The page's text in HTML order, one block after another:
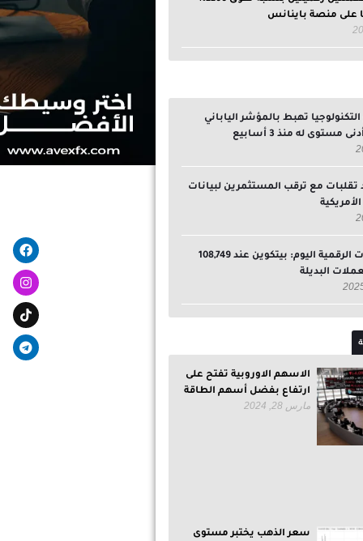
على منصة باينانس
تهبط بالمؤشر الياباني
مستوى له منذ 3 أسابيع
تقلبات مع ترقب المستثمرين لبيانات
سوق العملات الرقمية اليوم: بيتكوين عند 108,749
البديلة
الاسهم الاوروبية تفتح على
ارتفاع بفضل أسهم الطاقة
مارس 28, 2024
سعر الذهب يختبر مستوى